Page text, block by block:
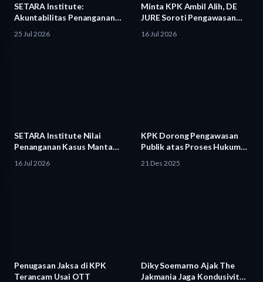
SETARA Institute:
Akuntabilitas Penanganan
Dibuktikan
25 Jul 2026
Minta KPK Ambil Alih, DE
JURE Soroti Pengawasan…
16 Jul 2026
SETARA Institute Nilai
Penanganan Kasus Mantan
16 Jul 2026
KPK Dorong Pengawasan
Publik atas Proses Hukum
21 Des 2025
Penugasan Jaksa di KPK
Terancam Usai OTT
Diky Soemarno Ajak The
Jakmania Jaga Kondusivitas